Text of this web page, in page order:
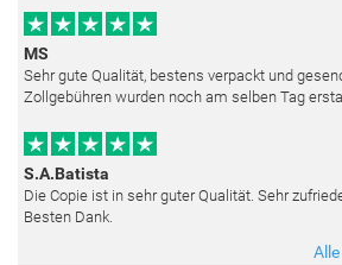
MS
Sehr gute Qualität, bestens verpackt und
Zollgebühren wurden noch am selben Tag
S.A.Batista
Die Copie ist in sehr guter Qualität. Sehr zufrieden. Schnelle Lieferung.
Besten Dank.